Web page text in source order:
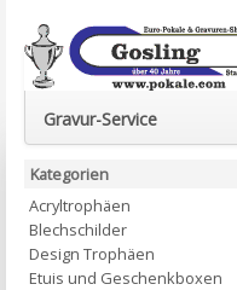
Euro-Pokale & Gravur-
Gravur-Service
Kategorien
Acryltrophäen
Blechschilder
Design Trophäen
Etuis und Geschenkboxen